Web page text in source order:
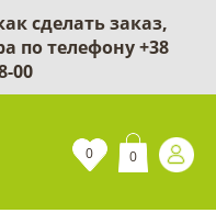
сделать заказ,
по телефону+38
00
0 0